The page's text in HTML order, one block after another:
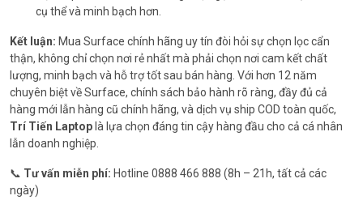
cụ thể và minh bạch hơn.
Kết luận: Mua Surface chính hãng uy tín đòi hỏi sự chọn lọc cẩn
thận, không chỉ chọn nơi rẻ nhất mà phải chọn nơi cam kết chất
lượng, minh bạch và hỗ trợ tốt sau bán hàng. Với hơn 12 năm
chuyên biệt về Surface, chính sách bảo hành rõ ràng, đầy đủ cả
hàng mới lẫn hàng cũ chính hãng, và dịch vụ ship COD toàn quốc,
Trí Tiến Laptop là lựa chọn đáng tin cậy hàng đầu cho cả cá nhân
lẫn doanh nghiệp.
📞 Tư vấn miễn phí: Hotline 0888 466 888 (8h – 21h, tất cả các
ngày)